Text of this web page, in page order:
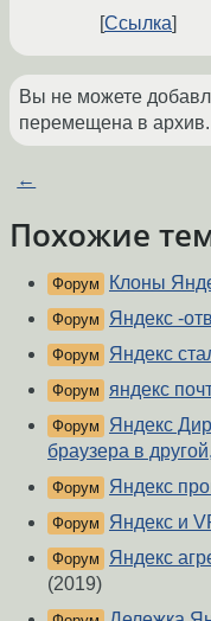
Ссылка
Вы не можете
перемещена в архив.
←
Похожие
Форум Клоны
Форум Яндекс -
Форум Яндекс
Форум яндекс
Форум
Яндекс
браузера в
Форум Яндекс
Форум Яндекс и
Форум
Яндекс
(2019)